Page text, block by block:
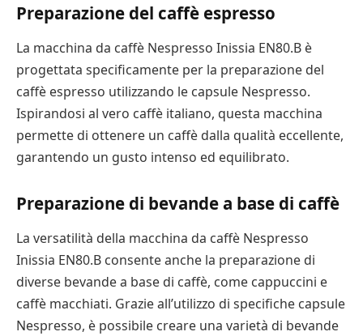
Preparazione del caffè espresso
La macchina da caffè Nespresso Inissia EN80.B è
progettata specificamente per la preparazione del
caffè espresso utilizzando le capsule Nespresso.
Ispirandosi al vero caffè italiano, questa macchina
permette di ottenere un caffè dalla qualità eccellente,
garantendo un gusto intenso ed equilibrato.
Preparazione di bevande a base di caffè
La versatilità della macchina da caffè Nespresso
Inissia EN80.B consente anche la preparazione di
diverse bevande a base di caffè, come cappuccini e
caffè macchiati. Grazie all’utilizzo di specifiche capsule
Nespresso, è possibile creare una varietà di bevande